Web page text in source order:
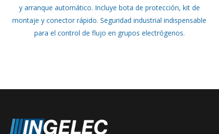
y arranque automático. Incluye bota de protección, kit de
montaje y conector rápido. Seguridad industrial indispensable
para el control de flujo en grupos electrógenos.